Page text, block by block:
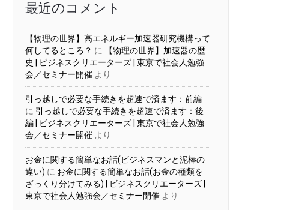
最近のコメント
【物理の世界】高エネルギー加速器研究機構って
何してるところ？ に
【物理の世界】加速器の歴
史 | ビジネスクリエーターズ | 東京で社会人勉強
会／セミナー開催 より
引っ越しで必要な手続きを超速で済ます：前編
に 引っ越しで必要な手続きを超速で済ます：後
編 | ビジネスクリエーターズ | 東京で社会人勉強
会／セミナー開催 より
お金に関する簡単なお話(ビジネスマンと泥棒の
違い) に お金に関する簡単なお話(お金の種類を
ざっくり分けてみる) | ビジネスクリエーターズ |
東京で社会人勉強会／セミナー開催 より